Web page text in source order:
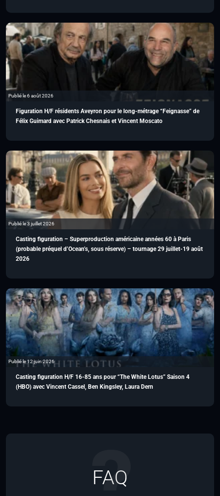
Publié le 6 août 2026
Figuration H/F résidents Aveyron pour le long-métrage “Feignasse” de
Félix Guimard avec Patrick Chesnais et Vincent Moscato
Publié le 3 juillet 2026
Casting figuration – Superproduction américaine années 60 à Paris
(probable préquel d’Ocean’s, sous réserve) – tournage 29 juillet-19 août
2026
Publié le 12 juin 2026
Casting figuration H/F 16-85 ans pour “The White Lotus” Saison 4
(HBO) avec Vincent Cassel, Ben Kingsley, Laura Dern
FAQ